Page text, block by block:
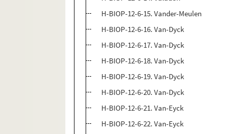
H-BIOP-12-6-15. Vander-Meulen
H-BIOP-12-6-16. Van-Dyck
H-BIOP-12-6-17. Van-Dyck
H-BIOP-12-6-18. Van-Dyck
H-BIOP-12-6-19. Van-Dyck
H-BIOP-12-6-20. Van-Dyck
H-BIOP-12-6-21. Van-Eyck
H-BIOP-12-6-22. Van-Eyck